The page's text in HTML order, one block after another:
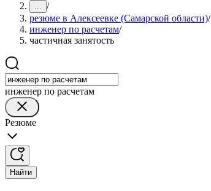
... /
резюме в Алексеевке (Самарской области)/
инженер по расчетам/
частичная занятость
инженер по расчетам
Резюме
Найти